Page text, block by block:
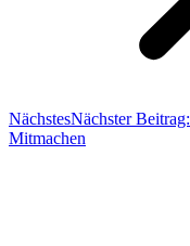
NächstesNächster Beitrag:
Mitmachen